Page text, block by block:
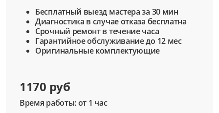
Бесплатный выезд мастера за 30 мин
Диагностика в случае отказа бесплатна
Срочный ремонт в течение часа
Гарантийное обслуживание до 12 мес
Оригинальные комплектующие
1170 руб
Время работы: от 1 час